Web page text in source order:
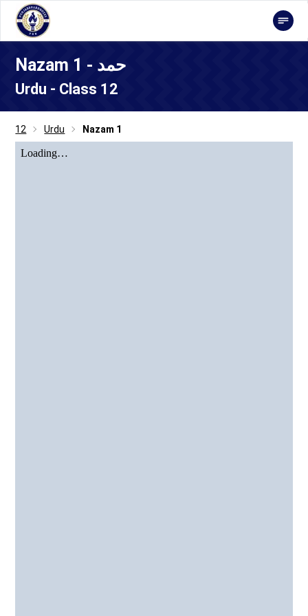
Nazam 1 - حمد
Urdu - Class 12
12 Urdu Nazam 1